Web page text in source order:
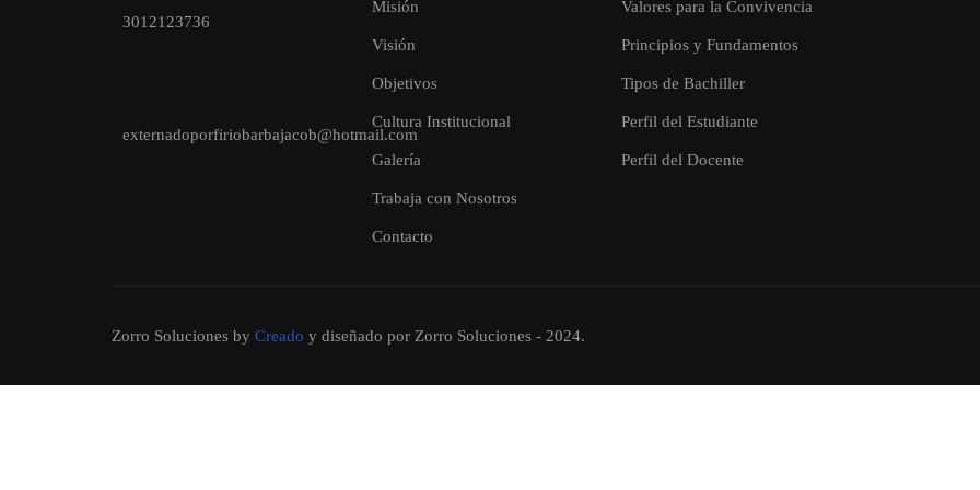
3012123736
externadoporfiriobarbajacob@hotmail.com
Misión
Visión
Objetivos
Cultura Institucional
Galería
Trabaja con Nosotros
Contacto
Valores para la Convivencia
Principios y Fundamentos
Tipos de Bachiller
Perfil del Estudiante
Perfil del Docente
Zorro Soluciones by Creado y diseñado por Zorro Soluciones - 2024.